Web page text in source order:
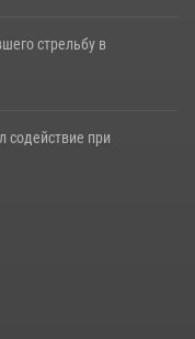
стрельбу в
содействие при